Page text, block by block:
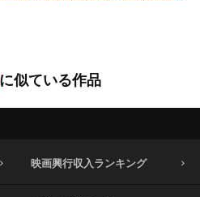
に似ている作品
映画興行収入ランキング